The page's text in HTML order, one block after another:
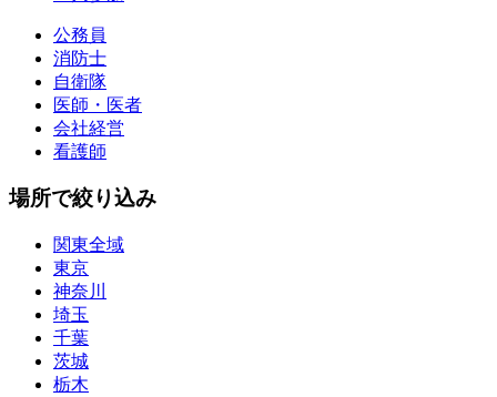
公務員
消防士
自衛隊
医師・医者
会社経営
看護師
場所で絞り込み
関東全域
東京
神奈川
埼玉
千葉
茨城
栃木